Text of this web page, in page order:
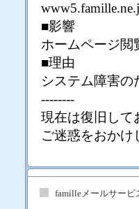
■影響
ホームページ閲
■理由
システム障害の
--------
現在は復旧して
ご迷惑をおかけ
familleメールサー